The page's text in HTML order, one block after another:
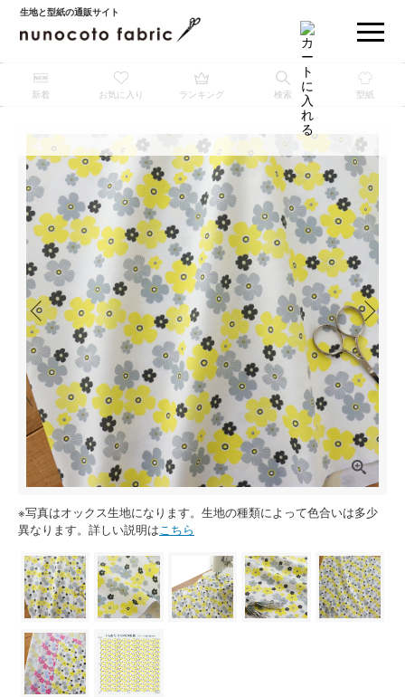
生地と型紙の通販サイト
新着 お気に入り ランキング 検索 型紙
※写真はオックス生地になります。生地の種類によって色合いは多少
異なります。詳しい説明はこちら